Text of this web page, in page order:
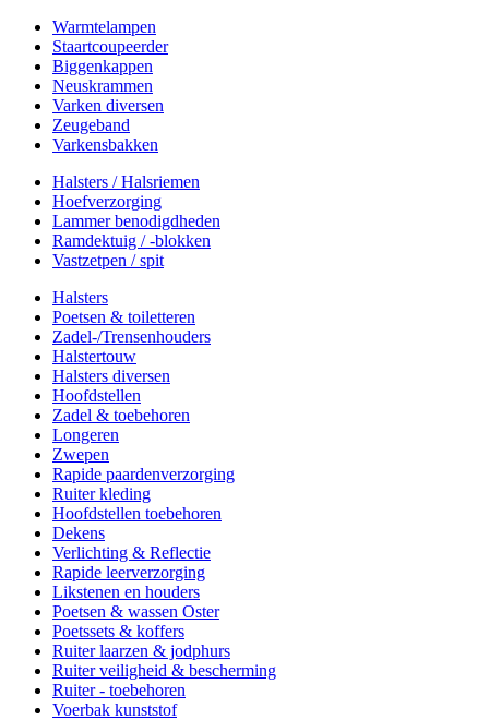
Warmtelampen
Staartcoupeerder
Biggenkappen
Neuskrammen
Varken diversen
Zeugeband
Varkensbakken
Halsters / Halsriemen
Hoefverzorging
Lammer benodigdheden
Ramdektuig / -blokken
Vastzetpen / spit
Halsters
Poetsen & toiletteren
Zadel-/Trensenhouders
Halstertouw
Halsters diversen
Hoofdstellen
Zadel & toebehoren
Longeren
Zwepen
Rapide paardenverzorging
Ruiter kleding
Hoofdstellen toebehoren
Dekens
Verlichting & Reflectie
Rapide leerverzorging
Likstenen en houders
Poetsen & wassen Oster
Poetssets & koffers
Ruiter laarzen & jodphurs
Ruiter veiligheid & bescherming
Ruiter - toebehoren
Voerbak kunststof